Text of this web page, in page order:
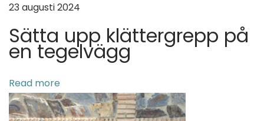
23 augusti 2024
Sätta upp klättergrepp på
en tegelvägg
Read more